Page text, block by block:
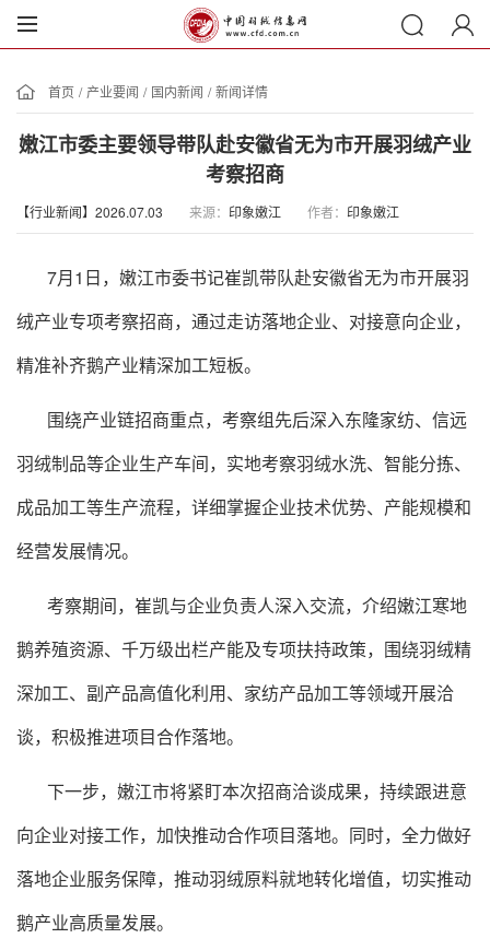
首页 / 产业要闻 / 国内新闻 / 新闻详情
嫩江市委主要领导带队赴安徽省无为市开展羽绒产业
考察招商
【行业新闻】2026.07.03 来源： 印象嫩江 作者： 印象嫩江
7月1日，嫩江市委书记崔凯带队赴安徽省无为市开展羽
绒产业专项考察招商，通过走访落地企业、对接意向企业，
精准补齐鹅产业精深加工短板。
围绕产业链招商重点，考察组先后深入东隆家纺、信远
羽绒制品等企业生产车间，实地考察羽绒水洗、智能分拣、
成品加工等生产流程，详细掌握企业技术优势、产能规模和
经营发展情况。
考察期间，崔凯与企业负责人深入交流，介绍嫩江寒地
鹅养殖资源、千万级出栏产能及专项扶持政策，围绕羽绒精
深加工、副产品高值化利用、家纺产品加工等领域开展洽
谈，积极推进项目合作落地。
下一步，嫩江市将紧盯本次招商洽谈成果，持续跟进意
向企业对接工作，加快推动合作项目落地。同时，全力做好
落地企业服务保障，推动羽绒原料就地转化增值，切实推动
鹅产业高质量发展。